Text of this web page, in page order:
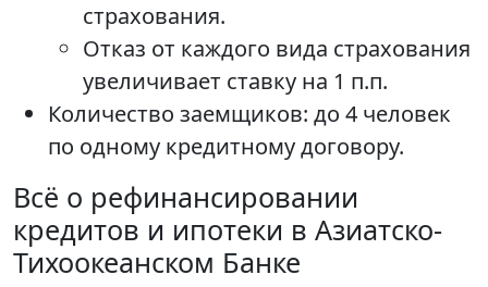
страхования.
Отказ от каждого вида страхования
увеличивает ставку на 1 п.п.
Количество заемщиков: до 4 человек
по одному кредитному договору.
Всё о рефинансировании
кредитов и ипотеки в Азиатско-
Тихоокеанском Банке